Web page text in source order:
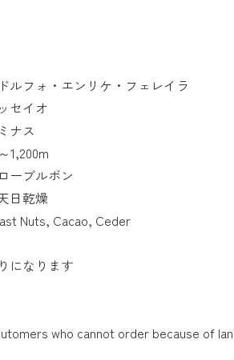
ルフォ・エンリケ・フェレイラ
セイオ
ナス
1,200m
ーブルボン
日乾燥
Nuts, Cacao, Ceder
になります
who cannot order because of